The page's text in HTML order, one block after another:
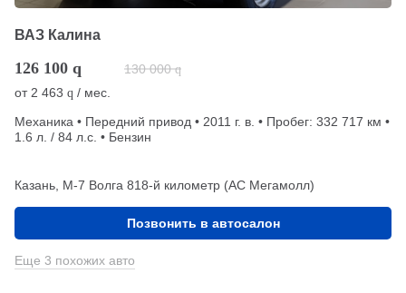
ВАЗ Калина
126 100 q 130 000 q
от 2 463 q / мес.
Механика • Передний привод • 2011 г. в. • Пробег: 332 717 км •
1.6 л. / 84 л.с. • Бензин
Казань, М-7 Волга 818-й километр (АС Мегамолл)
Позвонить в автосалон
Еще 3 похожих авто